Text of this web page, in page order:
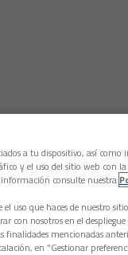
a tu dispositivo, así
y el uso del sitio web con
información consulte nuestra
uso que haces de nuestro
con nosotros en el
finalidades mencionadas
en "Gestionar